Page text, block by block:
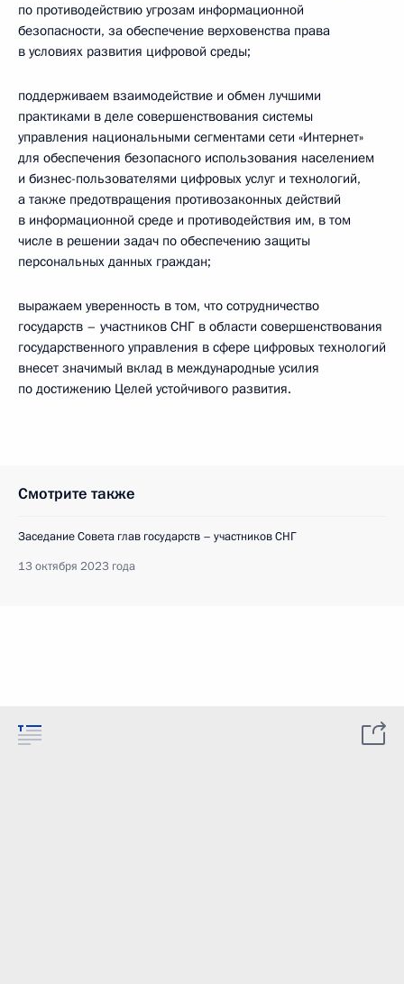
по противодействию угрозам информационной
безопасности, за обеспечение верховенства права
в условиях развития цифровой среды;
поддерживаем взаимодействие и обмен лучшими
практиками в деле совершенствования системы
управления национальными сегментами сети «Интернет»
для обеспечения безопасного использования населением
и бизнес-пользователями цифровых услуг и технологий,
а также предотвращения противозаконных действий
в информационной среде и противодействия им, в том
числе в решении задач по обеспечению защиты
персональных данных граждан;
выражаем уверенность в том, что сотрудничество
государств – участников СНГ в области совершенствования
государственного управления в сфере цифровых технологий
внесет значимый вклад в международные усилия
по достижению Целей устойчивого развития.
Смотрите также
Заседание Совета глав государств – участников СНГ
13 октября 2023 года